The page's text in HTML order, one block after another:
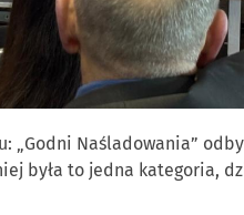
„Godni Naśladowania”
była to jedna kategoria,